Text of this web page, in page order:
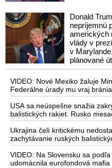
Donald
nepríjemnú
amerických
vlády v
v
plánované
sa pre to
Pentagónu,
VIDEO: Nové Mexiko žaluje
Federálne úrady mu vraj
zločinov organizátora
mal nariadiť, aby dve dievčatá
počas drsného fetišistického
ranča v tomto americkom štáte
USA sa neúspešne snažia
balistických rakiet. Rusko
koľko vyrobia všetci
Ukrajina čelí kritickému
zachytávanie ruských
ruských útokov sa jej
Zelenskyj sa v zúfalstve snaží
ich dodávky
VIDEO: Na Slovensku sa
udomácnila eurofondová mafia